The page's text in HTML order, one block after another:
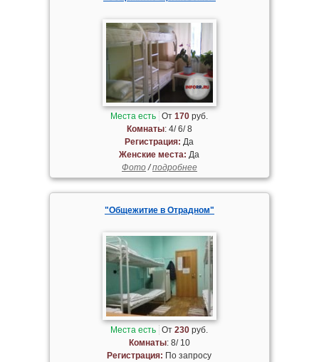
Места есть От170 руб.
Комнаты: 4/ 6/ 8
Регистрация: Да
Женские места: Да
Фото/подробнее
"Общежитие в Отрадном"
Места есть От230 руб.
Комнаты: 8/ 10
Регистрация: По запросу